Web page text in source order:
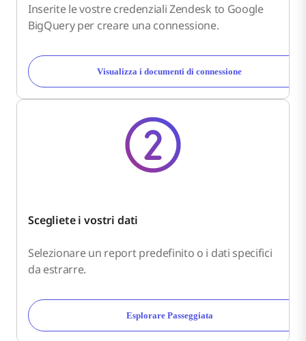
Inserite le vostre credenziali Zendesk to Google
BigQuery per creare una connessione.
Visualizza i documenti di connessione
Scegliete i vostri dati
Selezionare un report predefinito o i dati specifici
da estrarre.
Esplorare Passeggiata